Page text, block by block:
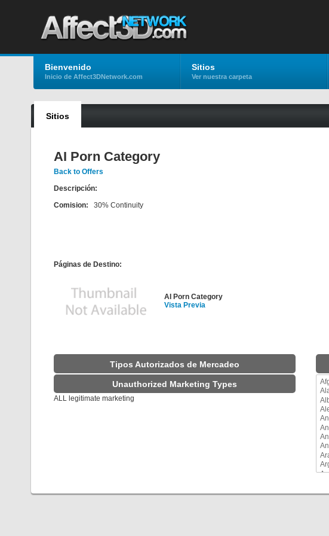
Bienvenido
Inicio de Affect3DNetwork.com
Sitios
Ver nuestra carpeta
Sitios
AI Porn Category
Back to Offers
Descripción:
Comision: 30% Continuity
Páginas de Destino:
AI Porn Category
Vista Previa
Tipos Autorizados de Mercadeo
Unauthorized Marketing Types
ALL legitimate marketing